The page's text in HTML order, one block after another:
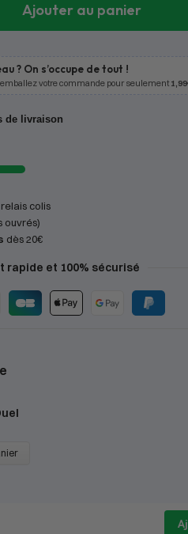
Ajouter au panier
? On s’occupe de tout !
votre commande pour seulement
de livraison
colis
ouvrés)
dès 20€
rapide et 100% sécurisé